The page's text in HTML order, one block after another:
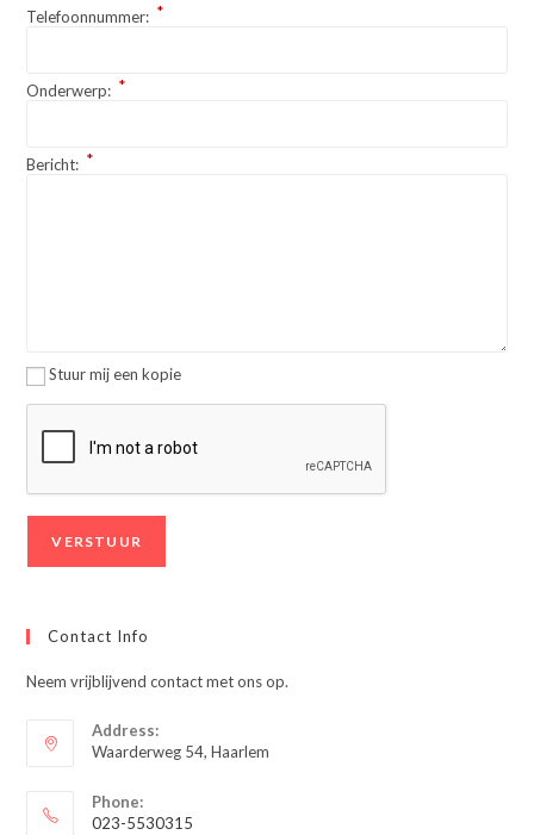
Telefoonnummer: *
Onderwerp: *
Bericht: *
Stuur mij een kopie
Contact Info
Neem vrijblijvend contact met ons op.
Address:
Waarderweg 54, Haarlem
Phone:
023-5530315